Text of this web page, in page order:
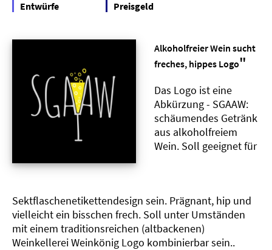
Entwürfe Preisgeld
Alkoholfreier Wein sucht
freches, hippes Logo"
Das Logo ist eine
Abkürzung - SGAAW:
schäumendes Getränk
aus alkoholfreiem
Wein. Soll geeignet für
Sektflaschenetikettendesign sein. Prägnant, hip und
vielleicht ein bisschen frech. Soll unter Umständen
mit einem traditionsreichen (altbackenen)
Weinkellerei Weinkönig Logo kombinierbar sein..